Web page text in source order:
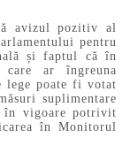
avizul pozitiv al
pentru
și faptul că în
ar îngreuna
lege poate fi votat
suplimentare
în vigoare potrivit
în Monitorul